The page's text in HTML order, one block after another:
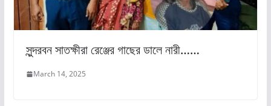
সুন্দরবন সাতক্ষীরা রেঞ্জের গাছের ডালে নারী……
March 14, 2025